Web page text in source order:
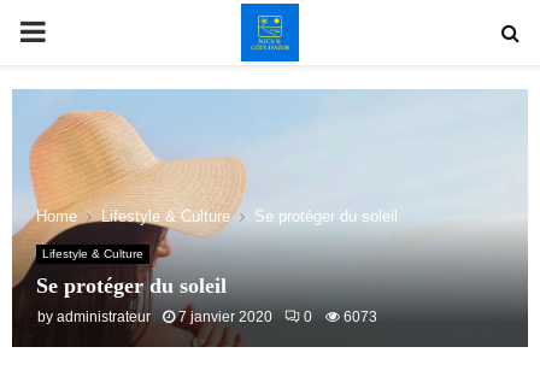
PRIMARY
MENU
Home Lifestyle & Culture Se protéger du soleil
Lifestyle & Culture
Se protéger du soleil
by administrateur 7 janvier 2020 0 6073